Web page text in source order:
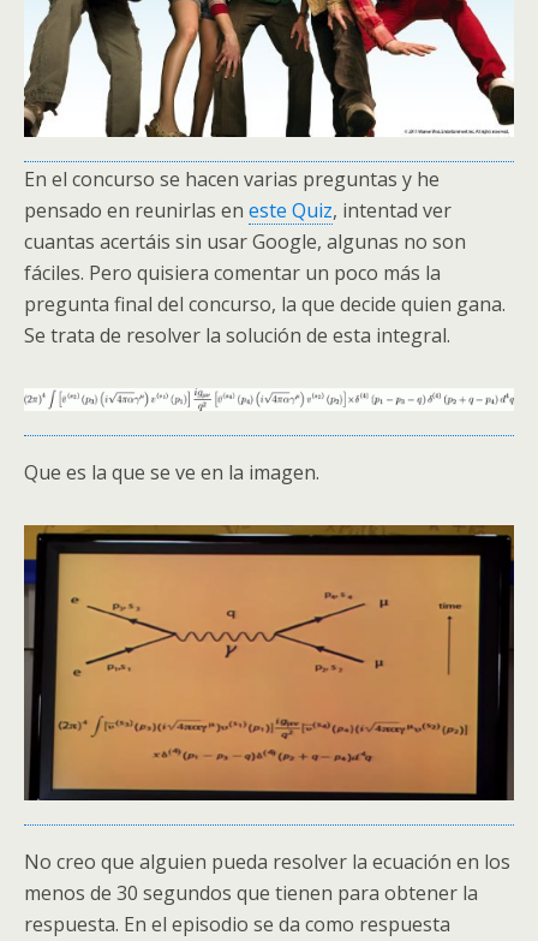
En el concurso se hacen varias preguntas y he
pensado en reunirlas en este Quiz, intentad ver
cuantas acertáis sin usar Google, algunas no son
fáciles. Pero quisiera comentar un poco más la
pregunta final del concurso, la que decide quien gana.
Se trata de resolver la solución de esta integral.
Que es la que se ve en la imagen.
No creo que alguien pueda resolver la ecuación en los
menos de 30 segundos que tienen para obtener la
respuesta. En el episodio se da como respuesta